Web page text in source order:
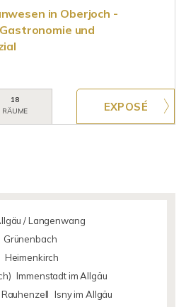
in Oberjoch -
und
18
RÄUME
/ Langenwang
Grünenbach
Heimenkirch
Immenstadt im Allgäu
Isny im Allgäu